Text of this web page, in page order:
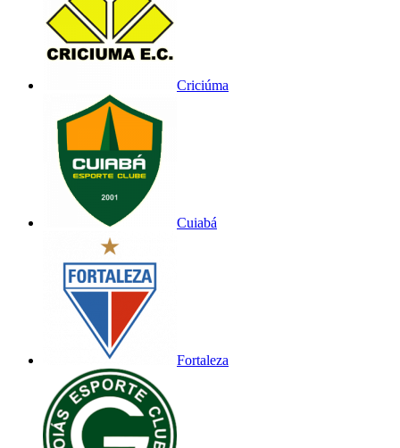
Criciúma
Cuiabá
Fortaleza